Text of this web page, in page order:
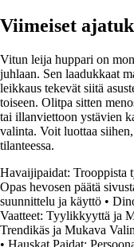
Viimeiset
Vitun leija huppari on
juhlaan. Sen laadukkaat
leikkaus tekevät siitä
toiseen. Olitpa sitten
tai illanviettoon ystävien
valinta. Voit luottaa
tilanteessa.
Havaijipaidat: Trooppista
Opas hevosen päätä
suunnittelu ja käyttö •
Vaatteet: Tyylikkyyttä ja
Trendikäs ja Mukava